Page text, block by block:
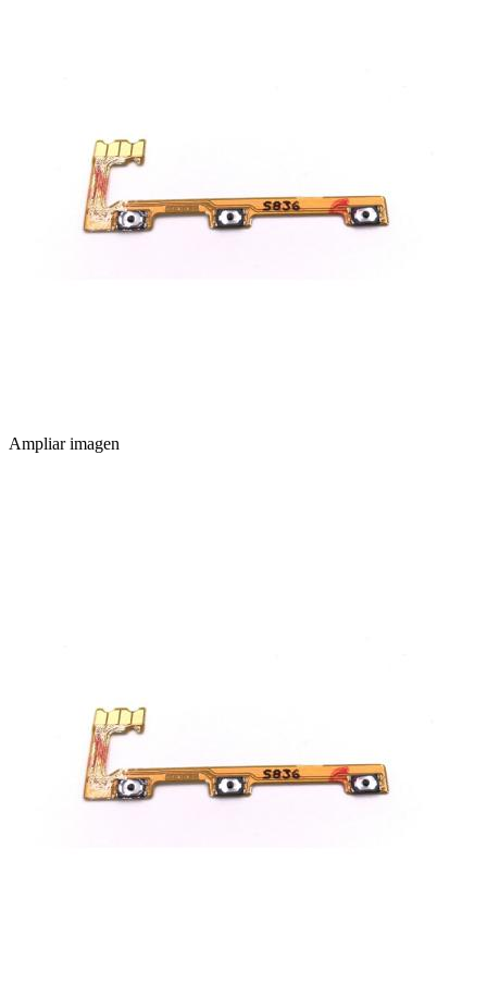
Ampliar imagen